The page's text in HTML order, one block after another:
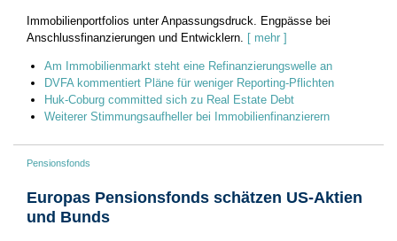
Immobilienportfolios unter Anpassungsdruck. Engpässe bei
Anschlussfinanzierungen und Entwicklern. [ mehr ]
Am Immobilienmarkt steht eine Refinanzierungswelle an
DVFA kommentiert Pläne für weniger Reporting-Pflichten
Huk-Coburg committed sich zu Real Estate Debt
Weiterer Stimmungsaufheller bei Immobilienfinanzierern
Pensionsfonds
Europas Pensionsfonds schätzen US-Aktien
und Bunds